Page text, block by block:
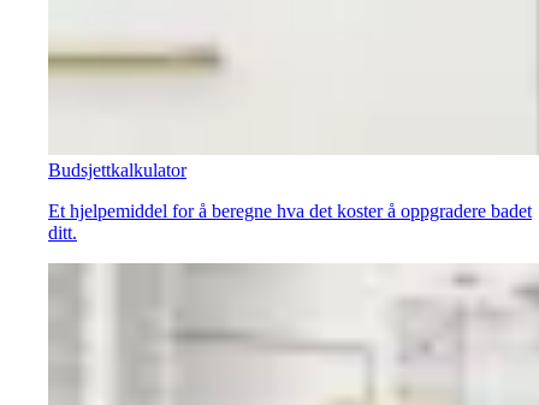
Budsjettkalkulator
Et hjelpemiddel for å beregne hva det koster å oppgradere badet
ditt.